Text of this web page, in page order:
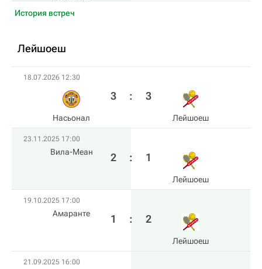
История встреч
Лейшоеш
18.07.2026 12:30
Насьонал
3 : 3
Лейшоеш
23.11.2025 17:00
Вила-Меан 2 : 1
Лейшоеш
19.10.2025 17:00
Амаранте 1 : 2
Лейшоеш
21.09.2025 16:00